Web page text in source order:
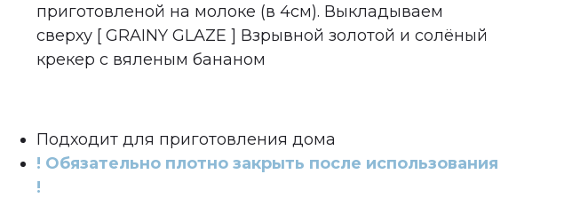
приготовленой на молоке (в 4см). Выкладываем
сверху [ GRAINY GLAZE ] Взрывной золотой и солёный
крекер с вяленым бананом
Подходит для приготовления дома
! Обязательно плотно закрыть после использования
!